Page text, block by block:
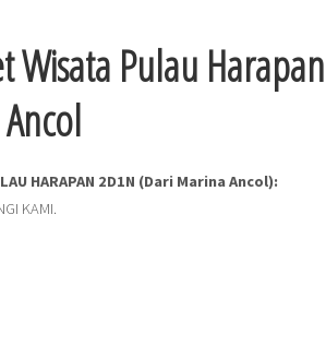
Wisata Pulau Harapan
HARAPAN 2D1N (Dari Marina Ancol):
KAMI.